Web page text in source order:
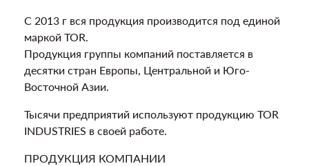
С 2013 г вся продукция производится под единой
маркой TOR.
Продукция группы компаний поставляется в
десятки стран Европы, Центральной и Юго-
Восточной Азии.
Тысячи предприятий используют продукцию TOR
INDUSTRIES в своей работе.
ПРОДУКЦИЯ КОМПАНИИ